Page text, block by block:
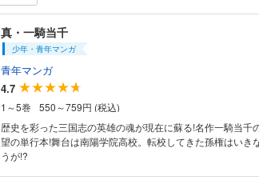
真・一騎当千
少年・青年マンガ
青年マンガ
4.7
1～5巻
550～759円 (税込)
歴史を彩った三国志の英雄の魂が現在に蘇る!名作一騎当千
望の単行本!舞台は南陽学院高校。転校してきた孫権はいき
うが!?